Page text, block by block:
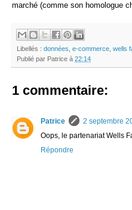
marché (comme son homologue
Libellés : données, e-commerce, wells
Publié par Patrice à 22:14
1 commentaire:
Patrice
2 septembre
Oops, le partenariat Wells
Répondre